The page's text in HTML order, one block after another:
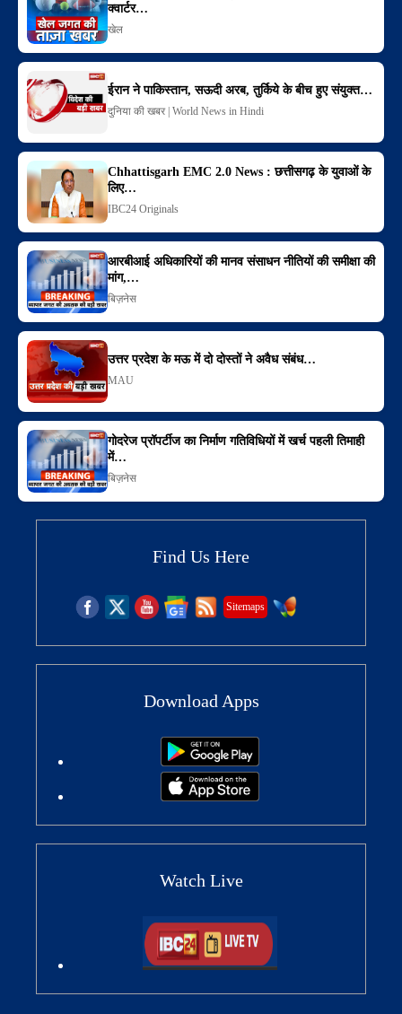
क्वार्टर…
खेल
ईरान ने पाकिस्तान, सऊदी अरब, तुर्किये के बीच हुए संयुक्त…
दुनिया की खबर | World News in Hindi
Chhattisgarh EMC 2.0 News : छत्तीसगढ़ के युवाओं के
लिए…
IBC24 Originals
आरबीआई अधिकारियों की मानव संसाधन नीतियों की समीक्षा की
मांग,…
बिज़नेस
उत्तर प्रदेश के मऊ में दो दोस्तों ने अवैध संबंध…
MAU
गोदरेज प्रॉपर्टीज का निर्माण गतिविधियों में खर्च पहली तिमाही
में…
बिज़नेस
Find Us Here
Sitemaps
Download Apps
Watch Live